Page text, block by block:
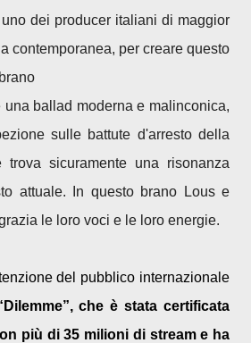
uno dei producer italiani di maggior
contemporanea, per creare questo
ballad moderna e malinconica,
sulle battute d'arresto della
trova sicuramente una risonanza
attuale. In questo brano Lous e
le loro voci e le loro energie.
del pubblico internazionale
che è stata certificata
più di 35 milioni di stream e ha